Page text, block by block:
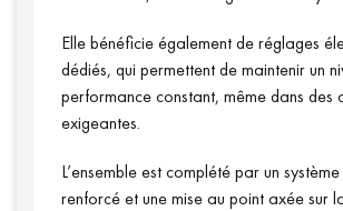
Elle bénéficie également de réglages
dédiés, qui permettent de maintenir un
performance constant, même dans des
exigeantes.
L’ensemble est complété par un
renforcé et une mise au point axée sur